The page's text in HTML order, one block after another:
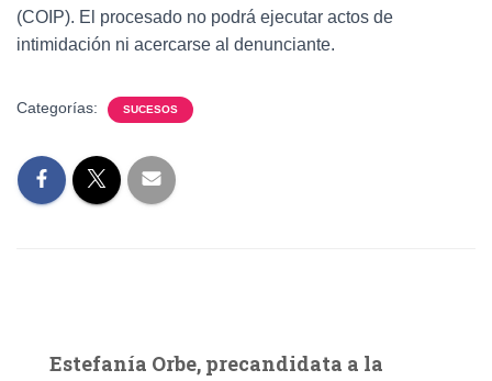
(COIP). El procesado no podrá ejecutar actos de
intimidación ni acercarse al denunciante.
Categorías: SUCESOS
Estefanía Orbe, precandidata a la